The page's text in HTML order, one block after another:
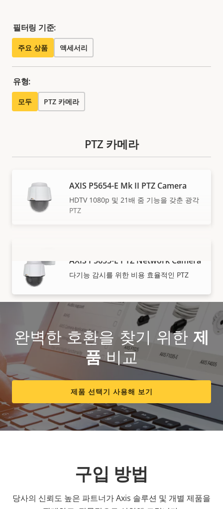
필터링 기준:
주요 상품 액세서리
유형:
모두 PTZ 카메라
더 보기
PTZ 카메라
AXIS P5654-E Mk II PTZ Camera
HDTV 1080p 및 21배 줌 기능을 갖춘 광각
PTZ
AXIS P5655-E PTZ Network Camera
다기능 감시를 위한 비용 효율적인 PTZ
완벽한 호환을 찾기 위한 제
품비교
제품 선택기 사용해 보기
구입 방법
당사의 신뢰도 높은 파트너가 Axis 솔루션 및 개별 제품을